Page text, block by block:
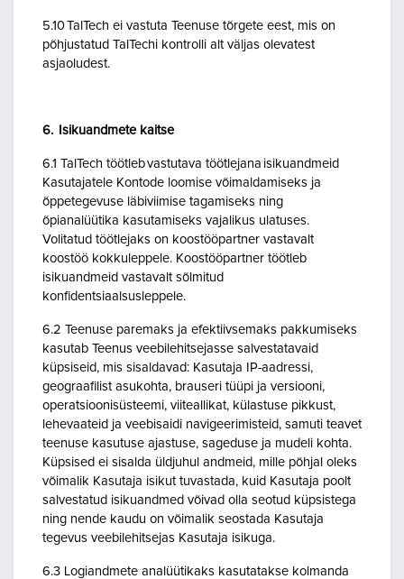
5.10 TalTech ei vastuta Teenuse tõrgete eest, mis on
põhjustatud TalTechi kontrolli alt väljas olevatest
asjaoludest.
6. Isikuandmete kaitse
6.1 TalTech töötleb vastutava töötlejana isikuandmeid
Kasutajatele Kontode loomise võimaldamiseks ja
õppetegevuse läbiviimise tagamiseks ning
õpianalüütika kasutamiseks vajalikus ulatuses.
Volitatud töötlejaks on koostööpartner vastavalt
koostöö kokkuleppele. Koostööpartner töötleb
isikuandmeid vastavalt sõlmitud
konfidentsiaalsusleppele.
6.2 Teenuse paremaks ja efektiivsemaks pakkumiseks
kasutab Teenus veebilehitsejasse salvestatavaid
küpsiseid, mis sisaldavad: Kasutaja IP-aadressi,
geograafilist asukohta, brauseri tüüpi ja versiooni,
operatsioonisüsteemi, viiteallikat, külastuse pikkust,
lehevaateid ja veebisaidi navigeerimisteid, samuti teavet
teenuse kasutuse ajastuse, sageduse ja mudeli kohta.
Küpsised ei sisalda üldjuhul andmeid, mille põhjal oleks
võimalik Kasutaja isikut tuvastada, kuid Kasutaja poolt
salvestatud isikuandmed võivad olla seotud küpsistega
ning nende kaudu on võimalik seostada Kasutaja
tegevus veebilehitsejas Kasutaja isikuga.
6.3 Logiandmete analüütikaks kasutatakse kolmanda